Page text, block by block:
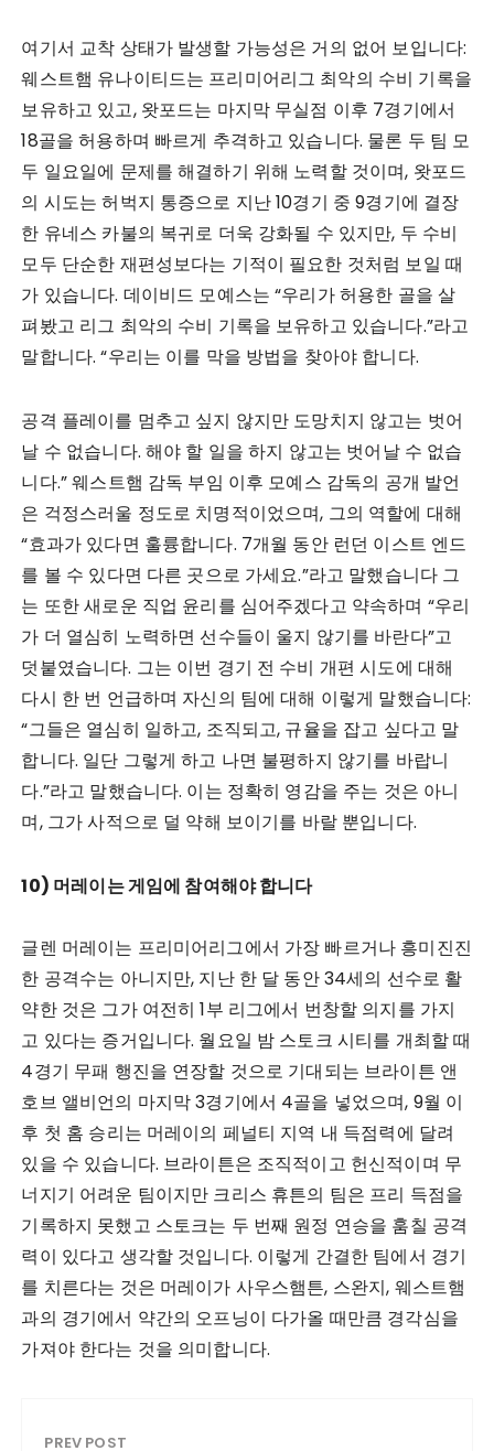
여기서 교착 상태가 발생할 가능성은 거의 없어 보입니다:
웨스트햄 유나이티드는 프리미어리그 최악의 수비 기록을
보유하고 있고, 왓포드는 마지막 무실점 이후 7경기에서
18골을 허용하며 빠르게 추격하고 있습니다. 물론 두 팀 모
두 일요일에 문제를 해결하기 위해 노력할 것이며, 왓포드
의 시도는 허벅지 통증으로 지난 10경기 중 9경기에 결장
한 유네스 카불의 복귀로 더욱 강화될 수 있지만, 두 수비
모두 단순한 재편성보다는 기적이 필요한 것처럼 보일 때
가 있습니다. 데이비드 모예스는 “우리가 허용한 골을 살
펴봤고 리그 최악의 수비 기록을 보유하고 있습니다.”라고
말합니다. “우리는 이를 막을 방법을 찾아야 합니다.
공격 플레이를 멈추고 싶지 않지만 도망치지 않고는 벗어
날 수 없습니다. 해야 할 일을 하지 않고는 벗어날 수 없습
니다.” 웨스트햄 감독 부임 이후 모예스 감독의 공개 발언
은 걱정스러울 정도로 치명적이었으며, 그의 역할에 대해
“효과가 있다면 훌륭합니다. 7개월 동안 런던 이스트 엔드
를 볼 수 있다면 다른 곳으로 가세요.”라고 말했습니다 그
는 또한 새로운 직업 윤리를 심어주겠다고 약속하며 “우리
가 더 열심히 노력하면 선수들이 울지 않기를 바란다”고
덧붙였습니다. 그는 이번 경기 전 수비 개편 시도에 대해
다시 한 번 언급하며 자신의 팀에 대해 이렇게 말했습니다:
“그들은 열심히 일하고, 조직되고, 규율을 잡고 싶다고 말
합니다. 일단 그렇게 하고 나면 불평하지 않기를 바랍니
다.”라고 말했습니다. 이는 정확히 영감을 주는 것은 아니
며, 그가 사적으로 덜 약해 보이기를 바랄 뿐입니다.
10) 머레이는 게임에 참여해야 합니다
글렌 머레이는 프리미어리그에서 가장 빠르거나 흥미진진
한 공격수는 아니지만, 지난 한 달 동안 34세의 선수로 활
약한 것은 그가 여전히 1부 리그에서 번창할 의지를 가지
고 있다는 증거입니다. 월요일 밤 스토크 시티를 개최할 때
4경기 무패 행진을 연장할 것으로 기대되는 브라이튼 앤
호브 앨비언의 마지막 3경기에서 4골을 넣었으며, 9월 이
후 첫 홈 승리는 머레이의 페널티 지역 내 득점력에 달려
있을 수 있습니다. 브라이튼은 조직적이고 헌신적이며 무
너지기 어려운 팀이지만 크리스 휴튼의 팀은 프리 득점을
기록하지 못했고 스토크는 두 번째 원정 연승을 훔칠 공격
력이 있다고 생각할 것입니다. 이렇게 간결한 팀에서 경기
를 치른다는 것은 머레이가 사우스햄튼, 스완지, 웨스트햄
과의 경기에서 약간의 오프닝이 다가올 때만큼 경각심을
가져야 한다는 것을 의미합니다.
PREV POST